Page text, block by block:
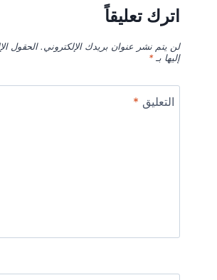
اترك تعليقاً
لن يتم نشر عنوان بريدك الإلكتروني. الحقول
إليها بـ*
التعليق *